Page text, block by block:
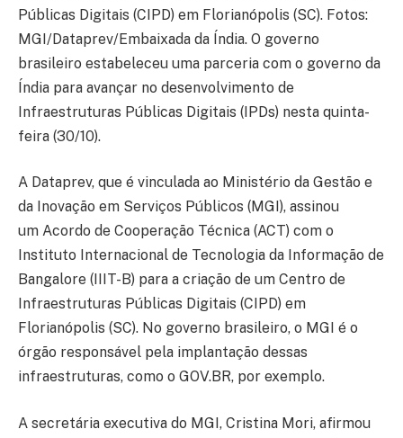
Públicas Digitais (CIPD) em Florianópolis (SC). Fotos:
MGI/Dataprev/Embaixada da Índia. O governo
brasileiro estabeleceu uma parceria com o governo da
Índia para avançar no desenvolvimento de
Infraestruturas Públicas Digitais (IPDs) nesta quinta-
feira (30/10).
A Dataprev, que é vinculada ao Ministério da Gestão e
da Inovação em Serviços Públicos (MGI), assinou
um Acordo de Cooperação Técnica (ACT) com o
Instituto Internacional de Tecnologia da Informação de
Bangalore (IIIT-B) para a criação de um Centro de
Infraestruturas Públicas Digitais (CIPD) em
Florianópolis (SC). No governo brasileiro, o MGI é o
órgão responsável pela implantação dessas
infraestruturas, como o GOV.BR, por exemplo.
A secretária executiva do MGI, Cristina Mori, afirmou